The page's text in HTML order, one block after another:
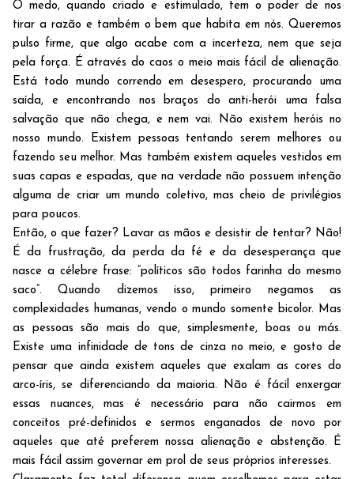
O medo, quando criado e estimulado, tem o poder de nos
tirar a razão e também o bem que habita em nós. Queremos
pulso firme, que algo acabe com a incerteza, nem que seja
pela força. É através do caos o meio mais fácil de alienação.
Está todo mundo correndo em desespero, procurando uma
saída, e encontrando nos braços do anti-herói uma falsa
salvação que não chega, e nem vai. Não existem heróis no
nosso mundo. Existem pessoas tentando serem melhores ou
fazendo seu melhor. Mas também existem aqueles vestidos em
suas capas e espadas, que na verdade não possuem intenção
alguma de criar um mundo coletivo, mas cheio de privilégios
para poucos.
Então, o que fazer? Lavar as mãos e desistir de tentar? Não!
É da frustração, da perda da fé e da desesperança que
nasce a célebre frase: “políticos são todos farinha do mesmo
saco”. Quando dizemos isso, primeiro negamos as
complexidades humanas, vendo o mundo somente bicolor. Mas
as pessoas são mais do que, simplesmente, boas ou más.
Existe uma infinidade de tons de cinza no meio, e gosto de
pensar que ainda existem aqueles que exalam as cores do
arco-íris, se diferenciando da maioria. Não é fácil enxergar
essas nuances, mas é necessário para não cairmos em
conceitos pré-definidos e sermos enganados de novo por
aqueles que até preferem nossa alienação e abstenção. É
mais fácil assim governar em prol de seus próprios interesses.